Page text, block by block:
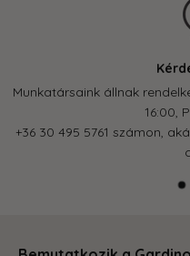
Munkatársaink állnak
16:00,
+36 30 495 5761 számon,